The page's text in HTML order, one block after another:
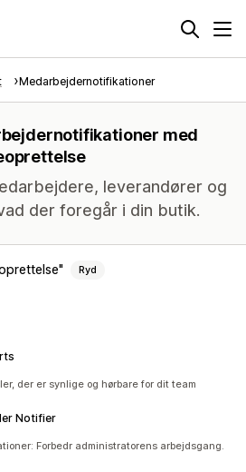
Medarbejdernotifikationer
med
leverandører og
der foregår i din butik.
Ryd
der er synlige og hørbare for dit team
Notifier
Forbedr administratorens arbejdsgang.